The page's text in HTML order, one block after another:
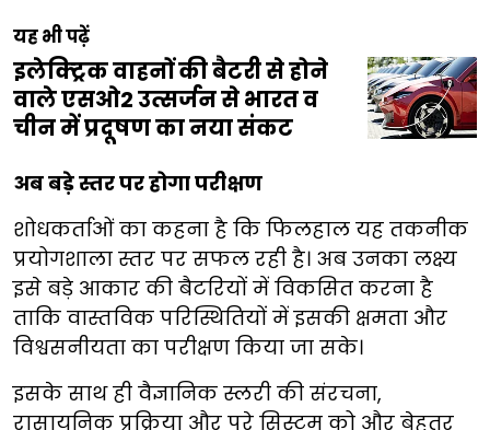
यह भी पढ़ें
इलेक्ट्रिक वाहनों की बैटरी से होने
वाले एसओ2 उत्सर्जन से भारत व
चीन में प्रदूषण का नया संकट
अब बड़े स्तर पर होगा परीक्षण
शोधकर्ताओं का कहना है कि फिलहाल यह तकनीक
प्रयोगशाला स्तर पर सफल रही है। अब उनका लक्ष्य
इसे बड़े आकार की बैटरियों में विकसित करना है
ताकि वास्तविक परिस्थितियों में इसकी क्षमता और
विश्वसनीयता का परीक्षण किया जा सके।
इसके साथ ही वैज्ञानिक स्लरी की संरचना,
रासायनिक प्रक्रिया और पूरे सिस्टम को और बेहतर